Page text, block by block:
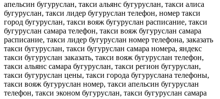
апельсин бугуруслан, такси альянс бугуруслан, такси алиса
бугуруслан, такси лидер бугуруслан телефон, номер такси
город бугуруслан, такси вояж бугуруслан расписание, такси
бугуруслан самара телефон, такси вояж бугуруслан самара
расписание, такси лидер бугуруслан номер телефона, заказать
такси бугуруслан, такси бугуруслан самара номера, яндекс
такси бугуруслан заказать, такси вояж бугуруслан телефон,
такси альянс самара бугуруслан, такси регион бугуруслан,
такси бугуруслан цены, такси города бугуруслана телефоны,
такси вояж бугуруслан номер, такси апельсин бугуруслан
телефон, такси эконом бугуруслан, такси бугуруслан самара